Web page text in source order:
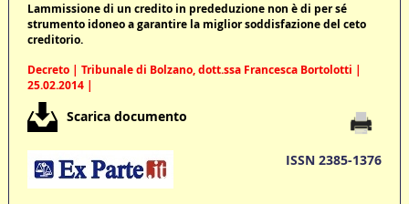
Lammissione di un credito in prededuzione non è di per sé
strumento idoneo a garantire la miglior soddisfazione del ceto
creditorio.
Decreto | Tribunale di Bolzano, dott.ssa Francesca Bortolotti |
25.02.2014 |
Scarica documento
ISSN 2385-1376